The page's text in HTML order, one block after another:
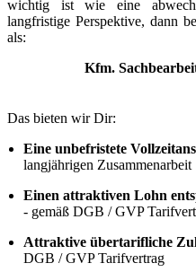
wichtig ist wie eine
langfristige Perspektive, dann
als:
Kfm.
Das bieten wir Dir:
Eine unbefristete
langjährigen Zusammenarbeit
Einen attraktiven Lohn
- gemäß DGB / GVP
Attraktive übertarifliche
DGB / GVP Tarifvertrag